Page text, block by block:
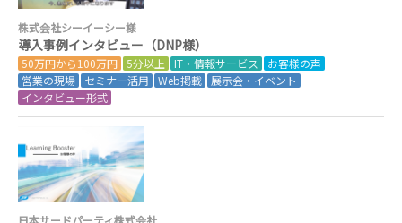
株式会社シーイーシー様
導入事例インタビュー（DNP様）
50万円から100万円 5分以上 IT・情報サービス
お客様の声
営業の現場
セミナー活用 Web掲載
展示会・イベント
インタビュー形式